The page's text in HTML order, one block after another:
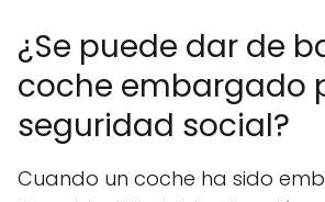
¿Se puede dar de
coche embargado
seguridad social?
Cuando un coche ha sido